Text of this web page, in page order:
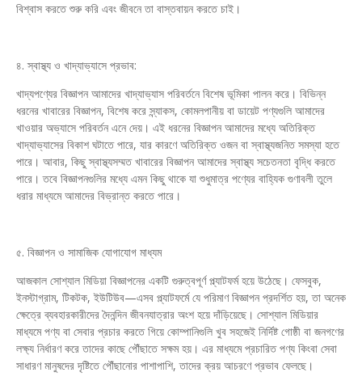
বিশ্বাস করতে শুরু করি এবং জীবনে তা বাস্তবায়ন করতে চাই।
৪. স্বাস্থ্য ও খাদ্যাভ্যাসে প্রভাব:
খাদ্যপণ্যের বিজ্ঞাপন আমাদের খাদ্যাভ্যাস পরিবর্তনে বিশেষ ভূমিকা পালন করে। বিভিন্ন
ধরনের খাবারের বিজ্ঞাপন, বিশেষ করে স্ন্যাকস, কোমলপানীয় বা ডায়েট পণ্যগুলি আমাদের
খাওয়ার অভ্যাসে পরিবর্তন এনে দেয়। এই ধরনের বিজ্ঞাপন আমাদের মধ্যে অতিরিক্ত
খাদ্যাভ্যাসের বিকাশ ঘটাতে পারে, যার কারণে অতিরিক্ত ওজন বা স্বাস্থ্যজনিত সমস্যা হতে
পারে। আবার, কিছু স্বাস্থ্যসম্মত খাবারের বিজ্ঞাপন আমাদের স্বাস্থ্য সচেতনতা বৃদ্ধি করতে
পারে। তবে বিজ্ঞাপনগুলির মধ্যে এমন কিছু থাকে যা শুধুমাত্র পণ্যের বাহ্যিক গুণাবলী তুলে
ধরার মাধ্যমে আমাদের বিভ্রান্ত করতে পারে।
৫. বিজ্ঞাপন ও সামাজিক যোগাযোগ মাধ্যম
আজকাল সোশ্যাল মিডিয়া বিজ্ঞাপনের একটি গুরুত্বপূর্ণ প্ল্যাটফর্ম হয়ে উঠেছে। ফেসবুক,
ইনস্টাগ্রাম, টিকটক, ইউটিউব—এসব প্ল্যাটফর্মে যে পরিমাণ বিজ্ঞাপন প্রদর্শিত হয়, তা অনেক
ক্ষেত্রে ব্যবহারকারীদের দৈনন্দিন জীবনযাত্রার অংশ হয়ে দাঁড়িয়েছে। সোশ্যাল মিডিয়ার
মাধ্যমে পণ্য বা সেবার প্রচার করতে গিয়ে কোম্পানিগুলি খুব সহজেই নির্দিষ্ট গোষ্ঠী বা জনগণের
লক্ষ্য নির্ধারণ করে তাদের কাছে পৌঁছাতে সক্ষম হয়। এর মাধ্যমে প্রচারিত পণ্য কিংবা সেবা
সাধারণ মানুষদের দৃষ্টিতে পৌঁছানোর পাশাপাশি, তাদের ক্রয় আচরণে প্রভাব ফেলছে।